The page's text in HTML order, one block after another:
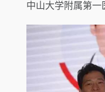
中山大学附属第一